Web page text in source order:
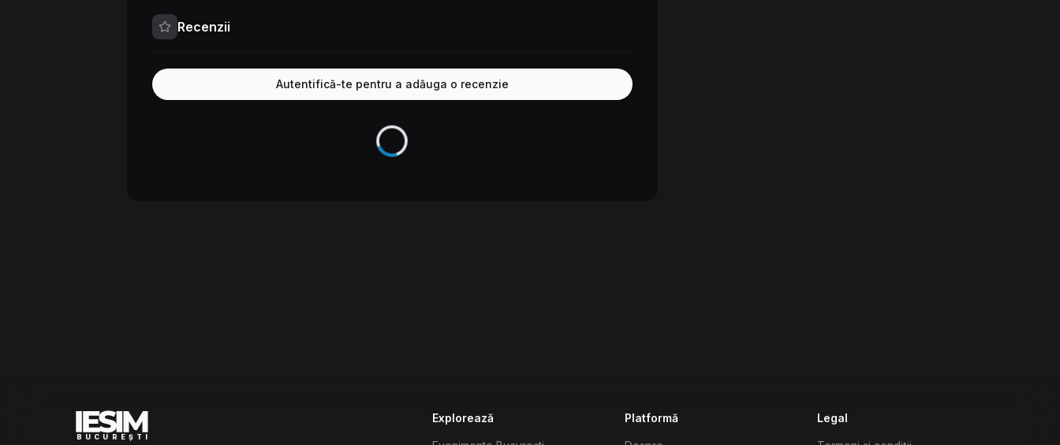
Recenzii
Autentifică-te pentru a adăuga o recenzie
Se încarcă...
BUCUREȘTI
Explorează Platformă Legal